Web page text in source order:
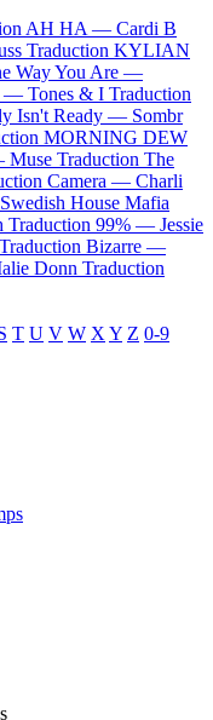
AH HA — Cardi B
Traduction KYLIAN
Way You Are —
— Tones & I Traduction
Isn't Ready — Sombr
MORNING DEW
Muse Traduction The
Camera — Charli
Swedish House Mafia
Traduction 99% — Jessie
Traduction Bizarre —
Donn Traduction
T U V W X Y Z 0-9